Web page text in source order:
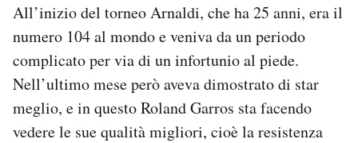
All’inizio del torneo Arnaldi, che ha 25 anni, era il
numero 104 al mondo e veniva da un periodo
complicato per via di un infortunio al piede.
Nell’ultimo mese però aveva dimostrato di star
meglio, e in questo Roland Garros sta facendo
vedere le sue qualità migliori, cioè la resistenza